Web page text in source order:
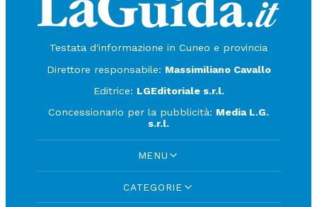
Testata d'informazione in Cuneo e provincia
Direttore responsabile: Massimiliano Cavallo
Editrice: LGEditoriale s.r.l.
Concessionario per la pubblicità: Media L.G.
s.r.l.
MENU
CATEGORIE